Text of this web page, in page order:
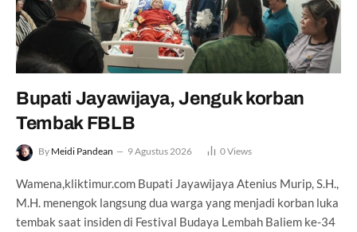
Bupati Jayawijaya, Jenguk korban
Tembak FBLB
By Meidi Pandean 9 Agustus 2026 0Views
Wamena,kliktimur.com Bupati Jayawijaya Atenius Murip, S.H.,
M.H. menengok langsung dua warga yang menjadi korban luka
tembak saat insiden di Festival Budaya Lembah Baliem ke-34